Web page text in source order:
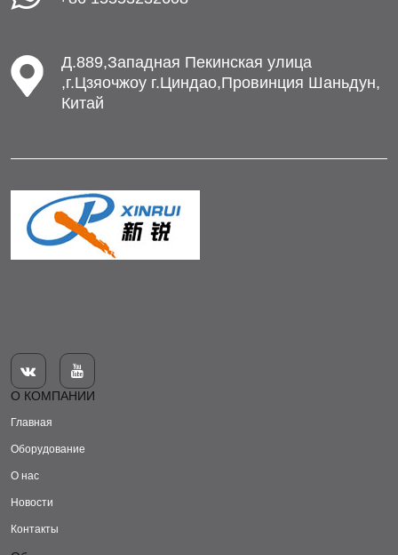
Д.889,Западная Пекинская улица
,г.Цзяочжоу г.Циндао,Провинция Шаньдун,
Китай


О КОМПАНИИ
Главная
Оборудование
О нас
Новости
Контакты